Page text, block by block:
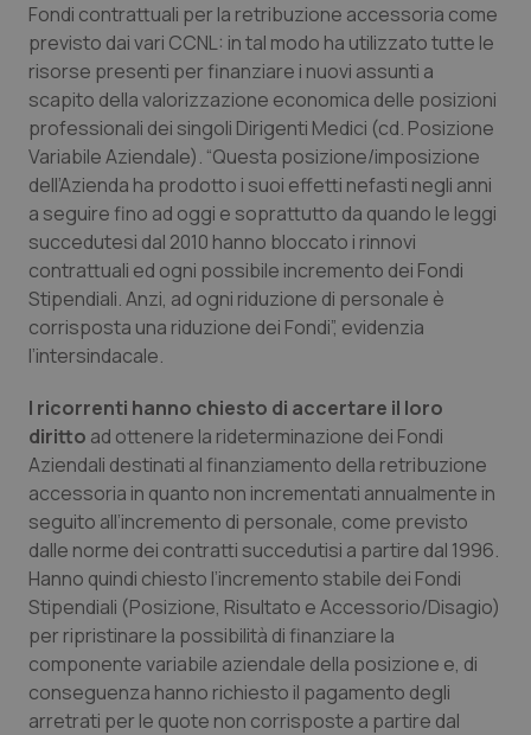
Puglia
Sardegna
Sicilia
Toscana
Umbria
Valle D’Aosta
Malattie rare
Malattia di Crohn & Rettocolite Ulcerosa
Neuroscienze & patologie neurodegenerative
Obesità
Oftalmologia
Oncodermatologia
Oncologia & Nutrizione
Psoriasi & pelle
Quotidiano Cardiologia
Quotidiano Chirurgia
Quotidiano Oncologia
Fondi contrattuali per la retribuzione accessoria come
previsto dai vari CCNL: in tal modo ha utilizzato tutte le
risorse presenti per finanziare i nuovi assunti a
scapito della valorizzazione economica delle posizioni
professionali dei singoli Dirigenti Medici (cd. Posizione
Variabile Aziendale). “Questa posizione/imposizione
dell’Azienda ha prodotto i suoi effetti nefasti negli anni
a seguire fino ad oggi e soprattutto da quando le leggi
succedutesi dal 2010 hanno bloccato i rinnovi
contrattuali ed ogni possibile incremento dei Fondi
Stipendiali. Anzi, ad ogni riduzione di personale è
corrisposta una riduzione dei Fondi”, evidenzia
l’intersindacale.
I ricorrenti hanno chiesto di accertare il loro
diritto ad ottenere la rideterminazione dei Fondi
Aziendali destinati al finanziamento della retribuzione
accessoria in quanto non incrementati annualmente in
seguito all’incremento di personale, come previsto
dalle norme dei contratti succedutisi a partire dal 1996.
Hanno quindi chiesto l’incremento stabile dei Fondi
Stipendiali (Posizione, Risultato e Accessorio/Disagio)
per ripristinare la possibilità di finanziare la
componente variabile aziendale della posizione e, di
conseguenza hanno richiesto il pagamento degli
arretrati per le quote non corrisposte a partire dal